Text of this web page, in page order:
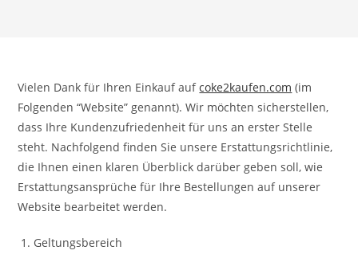
Vielen Dank für Ihren Einkauf aufcoke2kaufen.com (im
Folgenden “Website” genannt). Wir möchten sicherstellen,
dass Ihre Kundenzufriedenheit für uns an erster Stelle
steht. Nachfolgend finden Sie unsere Erstattungsrichtlinie,
die Ihnen einen klaren Überblick darüber geben soll, wie
Erstattungsansprüche für Ihre Bestellungen auf unserer
Website bearbeitet werden.
Geltungsbereich